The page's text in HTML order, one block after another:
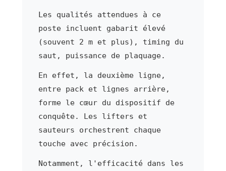
Les qualités attendues à ce
poste incluent gabarit élevé
(souvent 2 m et plus), timing du
saut, puissance de plaquage.
En effet, la deuxième ligne,
entre pack et lignes arrière,
forme le cœur du dispositif de
conquête. Les lifters et
sauteurs orchestrent chaque
touche avec précision.
Notamment, l'efficacité dans les